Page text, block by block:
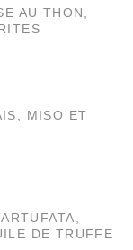
AU THON,
MISO ET
DE TRUFFE